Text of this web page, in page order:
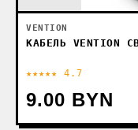
VENTION
КАБЕЛЬ VENTION
★★★★★ 4.7
9.00 BYN